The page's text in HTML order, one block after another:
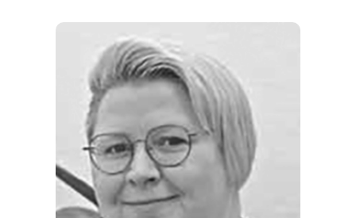
REGIONEN